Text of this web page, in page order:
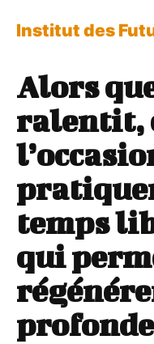
Institut des
Alors
ralentit,
temps
qui